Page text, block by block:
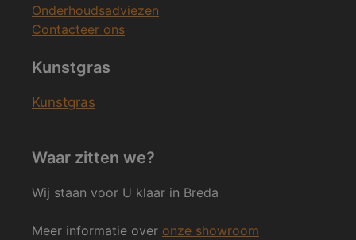
Onderhoudsadviezen
Contacteer ons
Kunstgras
Kunstgras
Waar zitten we?
Wij staan voor U klaar in Breda
Meer informatie over onze showroom